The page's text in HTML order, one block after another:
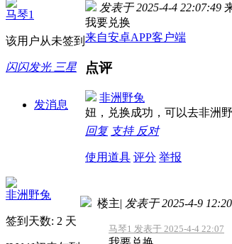
马琴1
该用户从未签到
闪闪发光 三星
发消息
发表于 2025-4-4 22:07:49
我要兑换
来自安卓APP客户端
点评
非洲野兔
妞，兑换成功，可以去非洲野
回复 支持 反对
使用道具 评分 举报
非洲野兔
签到天数: 2 天
楼主| 发表于 2025-4-9
马琴1 发表于 2025-4-4 22:07